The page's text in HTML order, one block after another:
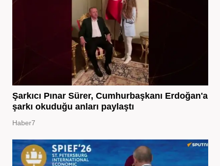
Şarkıcı Pınar Sürer, Cumhurbaşkanı Erdoğan'a
şarkı okuduğu anları paylaştı
Haber7